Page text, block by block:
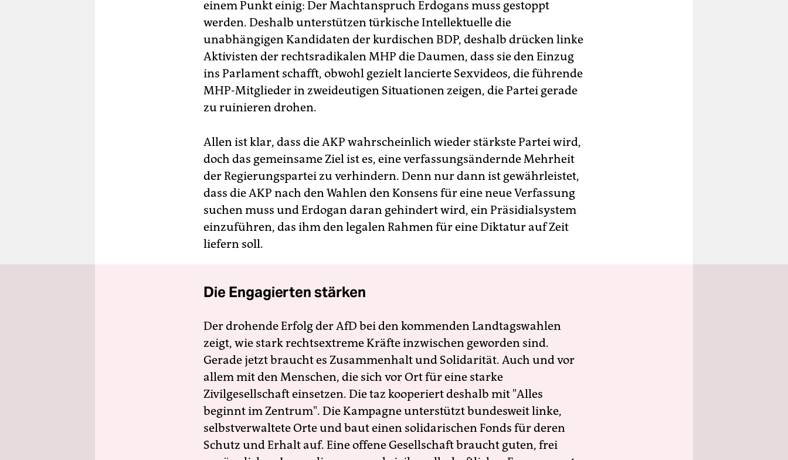
einem Punkt einig: Der Machtanspruch Erdogans muss gestoppt
werden. Deshalb unterstützen türkische Intellektuelle die
unabhängigen Kandidaten der kurdischen BDP, deshalb drücken linke
Aktivisten der rechtsradikalen MHP die Daumen, dass sie den Einzug
ins Parlament schafft, obwohl gezielt lancierte Sexvideos, die führende
MHP-Mitglieder in zweideutigen Situationen zeigen, die Partei gerade
zu ruinieren drohen.
Allen ist klar, dass die AKP wahrscheinlich wieder stärkste Partei wird,
doch das gemeinsame Ziel ist es, eine verfassungsändernde Mehrheit
der Regierungspartei zu verhindern. Denn nur dann ist gewährleistet,
dass die AKP nach den Wahlen den Konsens für eine neue Verfassung
suchen muss und Erdogan daran gehindert wird, ein Präsidialsystem
einzuführen, das ihm den legalen Rahmen für eine Diktatur auf Zeit
liefern soll.
Die Engagierten stärken
Der drohende Erfolg der AfD bei den kommenden Landtagswahlen
zeigt, wie stark rechtsextreme Kräfte inzwischen geworden sind.
Gerade jetzt braucht es Zusammenhalt und Solidarität. Auch und vor
allem mit den Menschen, die sich vor Ort für eine starke
Zivilgesellschaft einsetzen. Die taz kooperiert deshalb mit "Alles
beginnt im Zentrum". Die Kampagne unterstützt bundesweit linke,
selbstverwaltete Orte und baut einen solidarischen Fonds für deren
Schutz und Erhalt auf. Eine offene Gesellschaft braucht guten, frei